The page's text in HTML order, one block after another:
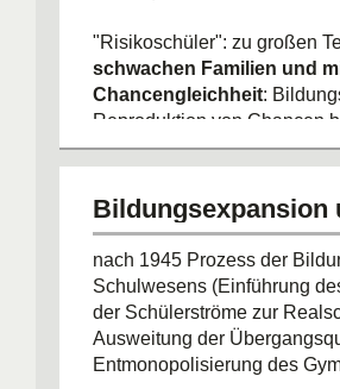
"Risikoschüler": zu großen
schwachen Familien und
Chancengleichheit:
Reproduktion von Chancen
von grundlegenden
Kreislauf: soziale
Abschluss -sozialer
dieser
Herkunft und
sehr eng--
Bildungsexpansion
nach 1945 Prozess der
Schulwesens (Einführung
der Schülerströme zur
Ausweitung der
Entmonopolisierung des